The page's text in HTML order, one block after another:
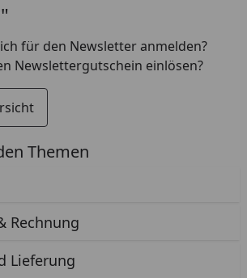
Themen
Rechnung
Lieferung
für den Newsletter anmelden?
Newslettergutschein einlösen?